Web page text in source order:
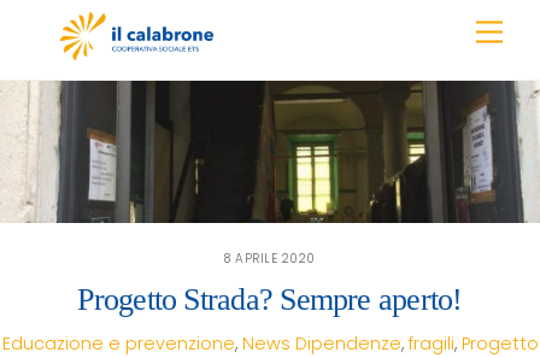
content
8 APRILE 2020
Progetto Strada? Sempre aperto!
Educazione e prevenzione, News Dipendenze,fragili, Progetto